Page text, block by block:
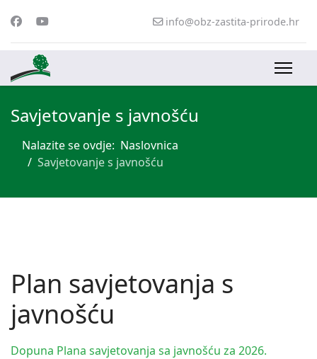
info@obz-zastita-prirode.hr
Savjetovanje s javnošću
Nalazite se ovdje: Naslovnica
Savjetovanje s javnošću
Plan savjetovanja s
javnošću
Dopuna Plana savjetovanja sa javnošću za 2026.